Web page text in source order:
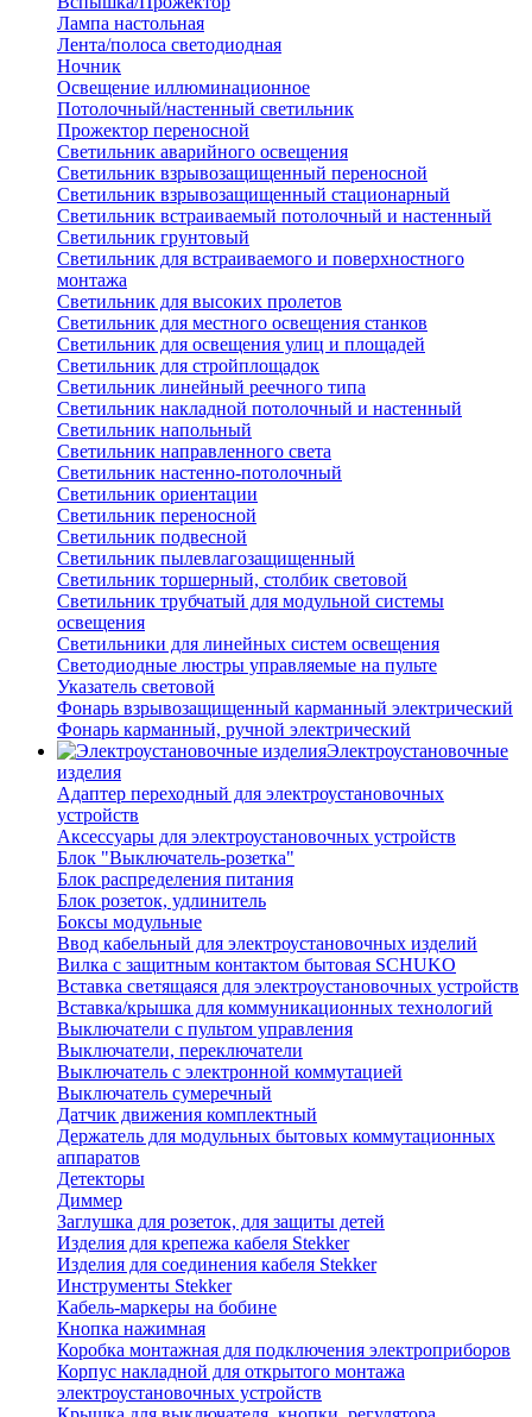
Лампа настольная
Лента/полоса светодиодная
Ночник
Освещение иллюминационное
Потолочный/настенный светильник
Прожектор переносной
Светильник аварийного освещения
Светильник взрывозащищенный переносной
Светильник взрывозащищенный стационарный
Светильник встраиваемый потолочный и настенный
Светильник грунтовый
Светильник для встраиваемого и поверхностного
монтажа
Светильник для высоких пролетов
Светильник для местного освещения станков
Светильник для освещения улиц и площадей
Светильник для стройплощадок
Светильник линейный реечного типа
Светильник накладной потолочный и настенный
Светильник напольный
Светильник направленного света
Светильник настенно-потолочный
Светильник ориентации
Светильник переносной
Светильник подвесной
Светильник пылевлагозащищенный
Светильник торшерный, столбик световой
Светильник трубчатый для модульной системы
освещения
Светильники для линейных систем освещения
Светодиодные люстры управляемые на пульте
Указатель световой
Фонарь взрывозащищенный карманный электрический
Фонарь карманный, ручной электрический
Электроустановочные
изделия
Адаптер переходный для электроустановочных
устройств
Аксессуары для электроустановочных устройств
Блок "Выключатель-розетка"
Блок распределения питания
Блок розеток, удлинитель
Боксы модульные
Ввод кабельный для электроустановочных изделий
Вилка с защитным контактом бытовая SCHUKO
Вставка светящаяся для электроустановочных устройств
Вставка/крышка для коммуникационных технологий
Выключатели с пультом управления
Выключатели, переключатели
Выключатель с электронной коммутацией
Выключатель сумеречный
Датчик движения комплектный
Держатель для модульных бытовых коммутационных
аппаратов
Детекторы
Диммер
Заглушка для розеток, для защиты детей
Изделия для крепежа кабеля Stekker
Изделия для соединения кабеля Stekker
Инструменты Stekker
Кабель-маркеры на бобине
Кнопка нажимная
Коробка монтажная для подключения электроприборов
Корпус накладной для открытого монтажа
электроустановочных устройств